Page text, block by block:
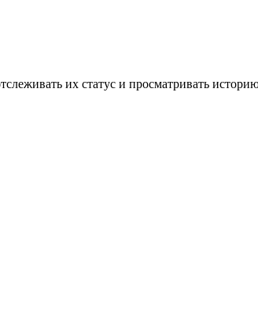
их статус и просматривать